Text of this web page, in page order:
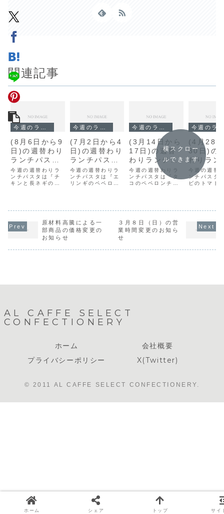
関連記事
(8月6日から9
日)の週替わり
ランチパスタ
は『チキンと
長ネギの和
風』です。
今週の週替わりラ
ンチパスタは『チ
キンと長ネギの和
(7月2日から4
日)の週替わり
ランチパスタ
は『エリンギ
のペペロンチ
ーノ』です。
今週の週替わりラ
ンチパスタは『エ
リンギのペペロン
(3月14日から
17日)の週替
わりランチパ
スタは『タコ
のペペロンチ
ーノ』です。
今週の週替わりラ
ンチパスタは『タ
コのペペロンチー
(4月28
30日)の
わりラン
スタは『
のトマト
ーム』で
今週の週替
ンチパスタ
ビのトマト
横スクロー
ルできます
原材料高騰による一
部商品の価格変更の
お知らせ
３月８日（日）の営
業時間変更のお知ら
せ
AL CAFFE SELECT
CONFECTIONERY
ホーム
会社概要
プライバシーポリシー
X(Twitter)
© 2011 AL CAFFE SELECT CONFECTIONERY.
ホーム シェア トップ サイ